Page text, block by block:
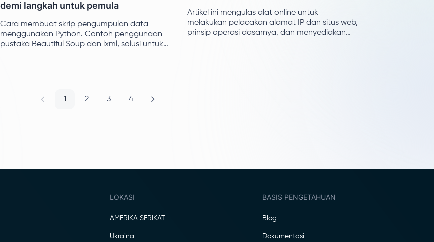
demi langkah untuk pemula
Cara membuat skrip pengumpulan data
menggunakan Python. Contoh penggunaan
pustaka Beautiful Soup dan lxml, solusi untuk
Artikel ini mengulas alat online untuk
melakukan pelacakan alamat IP dan situs web,
prinsip operasi dasarnya, dan menyediakan
1 2 3 4
LOKASI
AMERIKA SERIKAT
Ukraina
BASIS PENGETAHUAN
Blog
Dokumentasi